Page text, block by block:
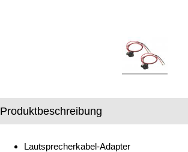
Produktbeschreibung
Lautsprecherkabel-Adapter